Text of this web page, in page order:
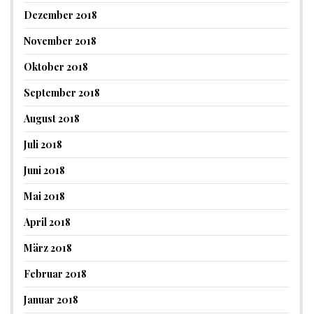
Dezember 2018
November 2018
Oktober 2018
September 2018
August 2018
Juli 2018
Juni 2018
Mai 2018
April 2018
März 2018
Februar 2018
Januar 2018